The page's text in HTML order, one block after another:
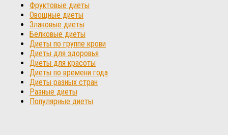
Фруктовые диеты
Овощные диеты
Злаковые диеты
Белковые диеты
Диеты по группе крови
Диеты для здоровья
Диеты для красоты
Диеты по времени года
Диеты разных стран
Разные диеты
Популярные диеты